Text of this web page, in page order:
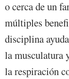
o cerca de un
múltiples
disciplina
la musculatura
la respiración